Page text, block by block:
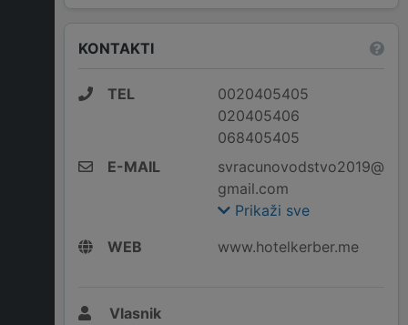
KONTAKTI
TEL
0020405405
020405406
068405405
E-MAIL
svracunovodstvo2019@
gmail.com
Prikaži sve
WEB
www.hotelkerber.me
Vlasnik